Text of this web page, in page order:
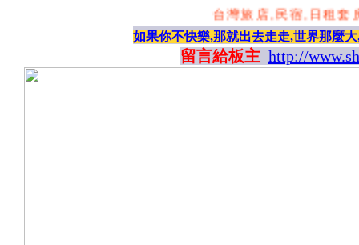
台灣旅店,民宿,日租套
如果你不快樂,那就出去走走,世界那麼
留言給板主 http://